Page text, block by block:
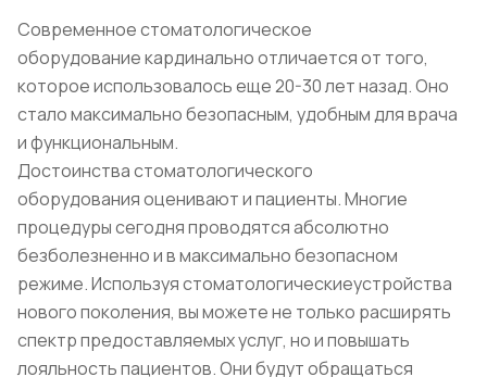
Современное стоматологическое
оборудование кардинально отличается от того,
которое использовалось еще 20-30 лет назад. Оно
стало максимально безопасным, удобным для врача
и функциональным.
Достоинства стоматологического
оборудования оценивают и пациенты. Многие
процедуры сегодня проводятся абсолютно
безболезненно и в максимально безопасном
режиме. Используя стоматологическиеустройства
нового поколения, вы можете не только расширять
спектр предоставляемых услуг, но и повышать
лояльность пациентов. Они будут обращаться